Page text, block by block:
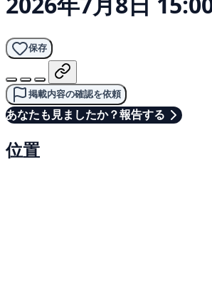
保存
掲載内容の確認を依頼
あなたも見ましたか？報告する
位置